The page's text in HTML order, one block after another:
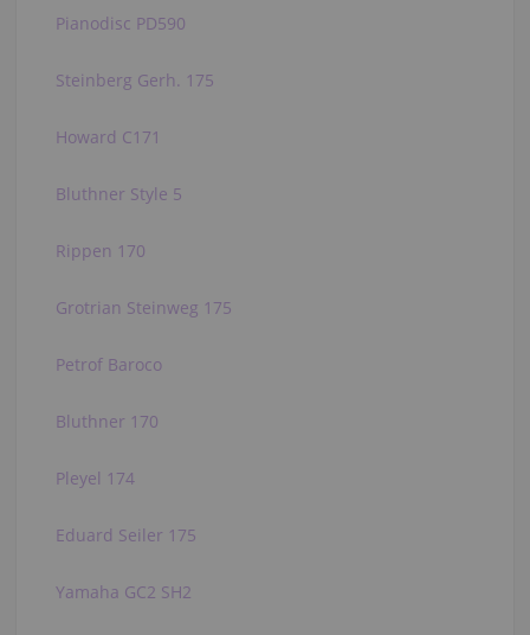
Pianodisc PD590
Steinberg Gerh. 175
Howard C171
Bluthner Style 5
Rippen 170
Grotrian Steinweg 175
Petrof Baroco
Bluthner 170
Pleyel 174
Eduard Seiler 175
Yamaha GC2 SH2